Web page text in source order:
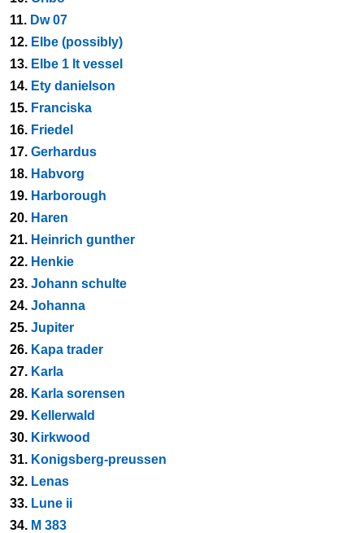
11. Dw 07
12. Elbe (possibly)
13. Elbe 1 lt vessel
14. Ety danielson
15. Franciska
16. Friedel
17. Gerhardus
18. Habvorg
19. Harborough
20. Haren
21. Heinrich gunther
22. Henkie
23. Johann schulte
24. Johanna
25. Jupiter
26. Kapa trader
27. Karla
28. Karla sorensen
29. Kellerwald
30. Kirkwood
31. Konigsberg-preussen
32. Lenas
33. Lune ii
34. M 383